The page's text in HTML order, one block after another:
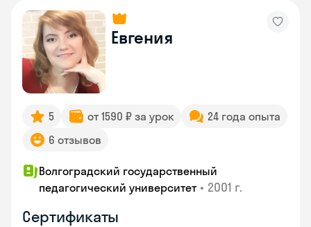
Евгения
5 от 1590 ₽ за урок
24 года опыта
6 отзывов
Волгоградский государственный
педагогический университет • 2001 г.
Сертификаты